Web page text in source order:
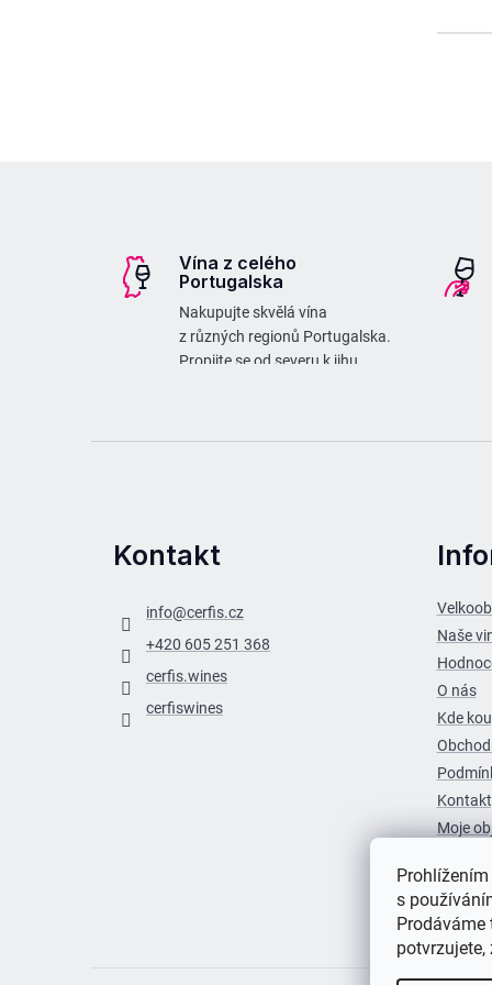
s
potvrzujete,
Vína z celého
Portugalska
Nakupujte skvělá vína
z různých regionů Portugalska.
Propijte se od severu k jihu
Kontakt
info@cerfis.cz
+420 605 251 368
cerfis.wines
cerfiswines
Naše
O nás
Kde
Moje